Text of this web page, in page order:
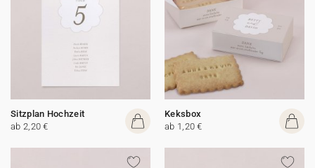
Sitzplan Hochzeit
ab 2,20 €
Keksbox
ab 1,20 €